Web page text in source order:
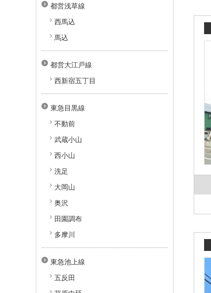
都営浅草線
西馬込
馬込
都営大江戸線
西新宿五丁目
東急目黒線
不動前
武蔵小山
西小山
洗足
大岡山
奥沢
田園調布
多摩川
東急池上線
五反田